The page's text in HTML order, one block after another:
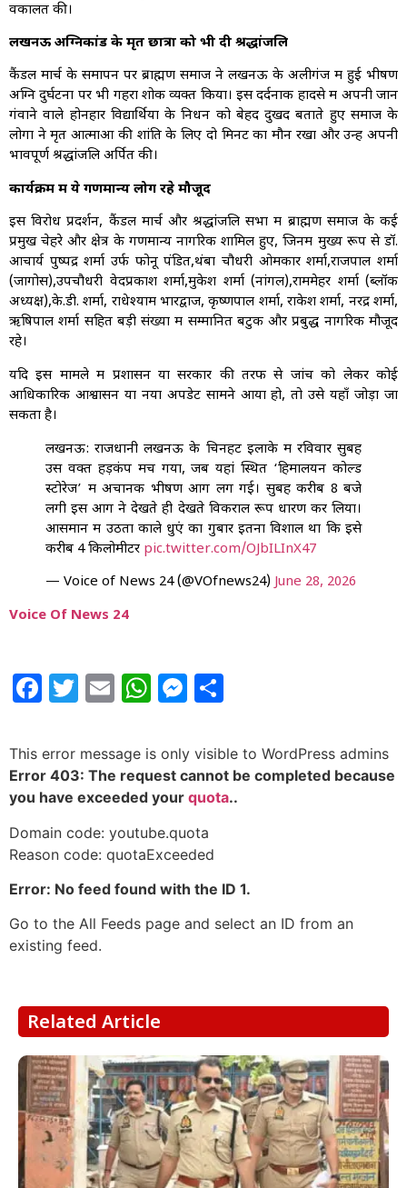
वकालत की।
लखनऊ अग्निकांड के मृत छात्रों को भी दी श्रद्धांजलि
कैंडल मार्च के समापन पर ब्राह्मण समाज ने लखनऊ के अलीगंज में हुई भीषण
अग्नि दुर्घटना पर भी गहरा शोक व्यक्त किया। इस दर्दनाक हादसे में अपनी जान
गंवाने वाले होनहार विद्यार्थियों के निधन को बेहद दुखद बताते हुए समाज के
लोगों ने मृत आत्माओं की शांति के लिए दो मिनट का मौन रखा और उन्हें अपनी
भावपूर्ण श्रद्धांजलि अर्पित की।
कार्यक्रम में ये गणमान्य लोग रहे मौजूद
इस विरोध प्रदर्शन, कैंडल मार्च और श्रद्धांजलि सभा में ब्राह्मण समाज के कई
प्रमुख चेहरे और क्षेत्र के गणमान्य नागरिक शामिल हुए, जिनमें मुख्य रूप से डॉ.
आचार्य पुष्पेंद्र शर्मा उर्फ फोनू पंडित,थंबा चौधरी ओमकार शर्मा,राजपाल शर्मा
(जागोस),उपचौधरी वेदप्रकाश शर्मा,मुकेश शर्मा (नांगल),राममेहर शर्मा (ब्लॉक
अध्यक्ष),के.डी. शर्मा, राधेश्याम भारद्वाज, कृष्णपाल शर्मा, राकेश शर्मा, नरेंद्र शर्मा,
ऋषिपाल शर्मा सहित बड़ी संख्या में सम्मानित बटुक और प्रबुद्ध नागरिक मौजूद
रहे।
यदि इस मामले में प्रशासन या सरकार की तरफ से जांच को लेकर कोई
आधिकारिक आश्वासन या नया अपडेट सामने आया हो, तो उसे यहाँ जोड़ा जा
सकता है।
लखनऊ: राजधानी लखनऊ के चिनहट इलाके में रविवार सुबह
उस वक्त हड़कंप मच गया, जब यहां स्थित ‘हिमालयन कोल्ड
स्टोरेज’ में अचानक भीषण आग लग गई। सुबह करीब 8 बजे
लगी इस आग ने देखते ही देखते विकराल रूप धारण कर लिया।
आसमान में उठता काले धुएं का गुबार इतना विशाल था कि इसे
करीब 4 किलोमीटर pic.twitter.com/OJbILInX47
— Voice of News 24 (@VOfnews24) June 28, 2026
Voice Of News 24
Facebook
Twitter
EmailWhatsApp
Messenger
This error message is only visible to WordPress admins
Error 403: The request cannot be completed because
you have exceeded your quota..
Domain code: youtube.quota
Reason code: quotaExceeded
Error: No feed found with the ID 1.
Go to the All Feeds page and select an ID from an
existing feed.
Related Article